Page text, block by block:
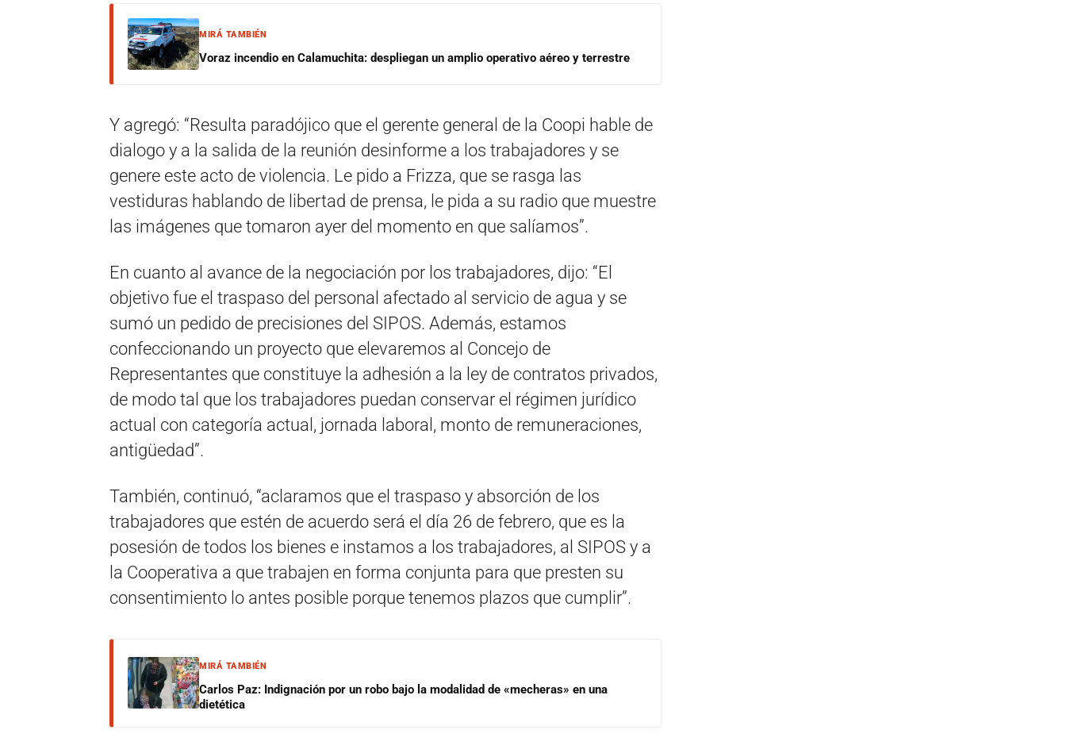
MIRÁ TAMBIÉN
Voraz incendio en Calamuchita: despliegan un amplio operativo aéreo y terrestre
Y agregó: “Resulta paradójico que el gerente general de la Coopi hable de
dialogo y a la salida de la reunión desinforme a los trabajadores y se
genere este acto de violencia. Le pido a Frizza, que se rasga las
vestiduras hablando de libertad de prensa, le pida a su radio que muestre
las imágenes que tomaron ayer del momento en que salíamos”.
En cuanto al avance de la negociación por los trabajadores, dijo: “El
objetivo fue el traspaso del personal afectado al servicio de agua y se
sumó un pedido de precisiones del SIPOS. Además, estamos
confeccionando un proyecto que elevaremos al Concejo de
Representantes que constituye la adhesión a la ley de contratos privados,
de modo tal que los trabajadores puedan conservar el régimen jurídico
actual con categoría actual, jornada laboral, monto de remuneraciones,
antigüedad”.
También, continuó, “aclaramos que el traspaso y absorción de los
trabajadores que estén de acuerdo será el día 26 de febrero, que es la
posesión de todos los bienes e instamos a los trabajadores, al SIPOS y a
la Cooperativa a que trabajen en forma conjunta para que presten su
consentimiento lo antes posible porque tenemos plazos que cumplir”.
MIRÁ TAMBIÉN
Carlos Paz: Indignación por un robo bajo la modalidad de «mecheras» en una
dietética